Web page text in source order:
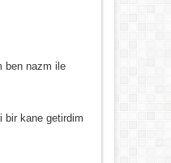
ben nazm ile
bir kane getirdim